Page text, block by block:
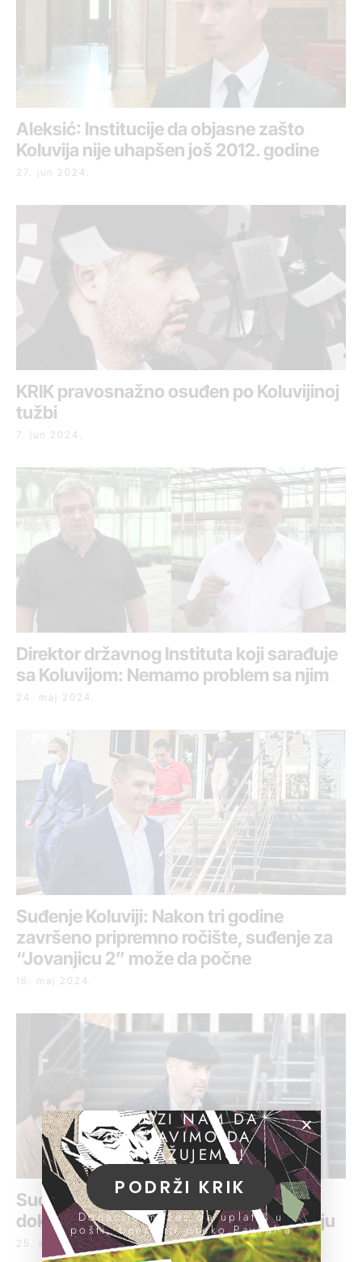
Aleksić: Institucije da objasne zašto
Koluvija nije uhapšen još 2012. godine
27. jun 2024.
KRIK pravosnažno osuđen po Koluvijinoj
tužbi
7. jun 2024.
Direktor državnog Instituta koji sarađuje
sa Koluvijom: Nemamo problem sa njim
24. maj 2024.
Suđenje Koluviji: Nakon tri godine
završeno pripremno ročište, suđenje za
“Jovanjicu 2” može da počne
16. maj 2024.
Suđenje „Jovanjica“: Predstavljani
dokazi, Koluvija uporedio pivo i konoplju
25. april 2024.
POMOZI NAM DA
NASTAVIMO DA
ISTRAŽUJEMO!
PODRŽI KRIK
Donacije možeš da uplatiš u
pošti, banci ili preko PayPal-a